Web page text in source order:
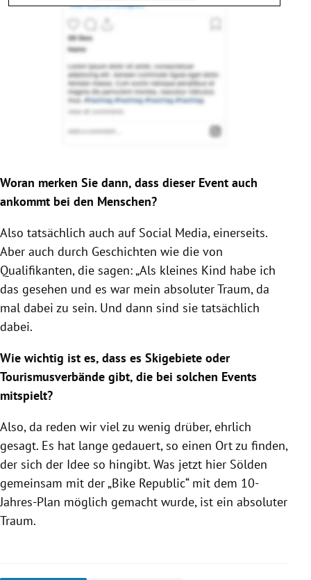
Woran merken Sie dann, dass dieser Event auch
ankommt bei den Menschen?
Also tatsächlich auch auf Social Media, einerseits.
Aber auch durch Geschichten wie die von
Qualifikanten, die sagen: „Als kleines Kind habe ich
das gesehen und es war mein absoluter Traum, da
mal dabei zu sein. Und dann sind sie tatsächlich
dabei.
Wie wichtig ist es, dass es Skigebiete oder
Tourismusverbände gibt, die bei solchen Events
mitspielt?
Also, da reden wir viel zu wenig drüber, ehrlich
gesagt. Es hat lange gedauert, so einen Ort zu finden,
der sich der Idee so hingibt. Was jetzt hier Sölden
gemeinsam mit der „Bike Republic“ mit dem 10-
Jahres-Plan möglich gemacht wurde, ist ein absoluter
Traum.